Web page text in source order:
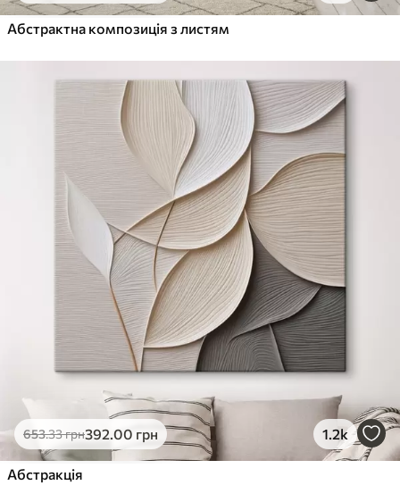
✓Яскраві, насичені кольори
Поверхня з текстурою полотна
Екологічний матеріал
Абстрактна композиція з листям
653.33грн392.00 грн 1.2k
Абстракція